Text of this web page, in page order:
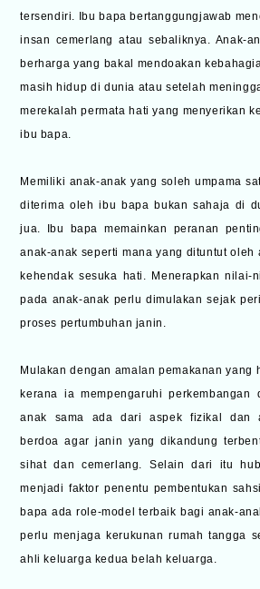
tersendiri. Ibu bapa bertanggungjawab
insan cemerlang atau sebaliknya. Anak-
berharga yang bakal mendoakan
masih hidup di dunia atau setelah
merekalah permata hati yang menyerikan
ibu bapa.
Memiliki anak-anak yang soleh umpama
diterima oleh ibu bapa bukan sahaja di
jua. Ibu bapa memainkan peranan
anak-anak seperti mana yang dituntut oleh
kehendak sesuka hati. Menerapkan
pada anak-anak perlu dimulakan sejak
proses pertumbuhan janin.
Mulakan dengan amalan pemakanan yang
kerana ia mempengaruhi perkembangan
anak sama ada dari aspek fizikal dan
berdoa agar janin yang dikandung
sihat dan cemerlang. Selain dari itu
menjadi faktor penentu pembentukan
bapa ada role-model terbaik bagi anak-
perlu menjaga kerukunan rumah tangga
ahli keluarga kedua belah keluarga.